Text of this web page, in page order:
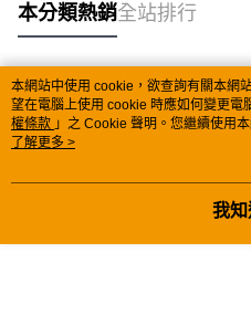
本分類熱銷全站排行
熱門標籤
本網站中使用 cookie，欲查詢有關本網
望在電腦上使用 cookie 時應如何變更電
權條款 」之 Cookie 聲明。您繼續使用
用條款之 Cookie 聲明使用 cookie。
了解更多 >
我知